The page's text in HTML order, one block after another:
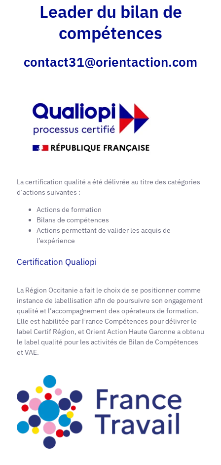
Leader du bilan de
compétences
contact31@orientaction.com
La certification qualité a été délivrée au titre des catégories
d’actions suivantes :
Actions de formation
Bilans de compétences
Actions permettant de valider les acquis de
l’expérience
Certification Qualiopi
La Région Occitanie a fait le choix de se positionner comme
instance de labellisation afin de poursuivre son engagement
qualité et l’accompagnement des opérateurs de formation.
Elle est habilitée par France Compétences pour délivrer le
label Certif Région, et Orient Action Haute Garonne a obtenu
le label qualité pour les activités de Bilan de Compétences
et VAE.